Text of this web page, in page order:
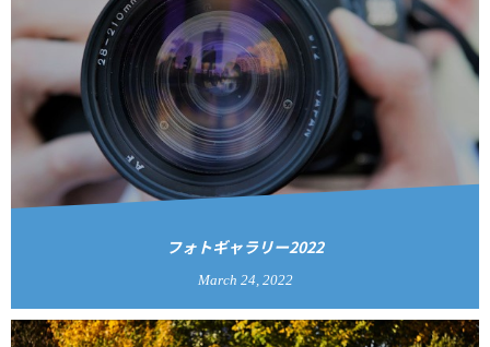
フォトギャラリー2022
March 24 2022